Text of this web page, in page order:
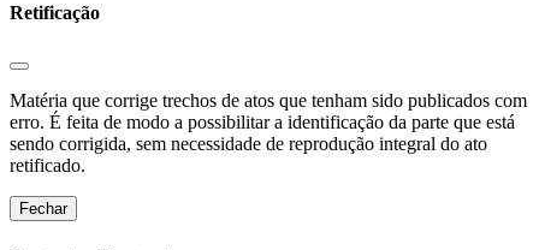
Retificação
Matéria que corrige trechos de atos que tenham sido publicados com
erro. É feita de modo a possibilitar a identificação da parte que está
sendo corrigida, sem necessidade de reprodução integral do ato
retificado.
Fechar